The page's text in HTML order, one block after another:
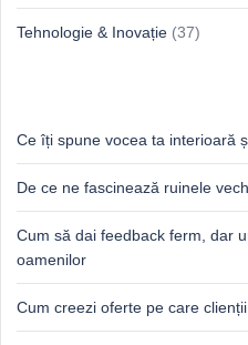
Tehnologie & Inovație (37)
Ce îți spune vocea ta interioară
De ce ne fascinează ruinele
Cum să dai feedback ferm, dar
oamenilor
Cum creezi oferte pe care